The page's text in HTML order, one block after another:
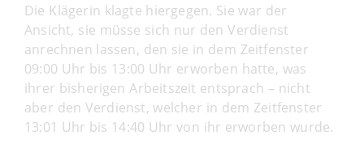
Die Klägerin klagte hiergegen. Sie war der
Ansicht, sie müsse sich nur den Verdienst
anrechnen lassen, den sie in dem Zeitfenster
09:00 Uhr bis 13:00 Uhr erworben hatte, was
ihrer bisherigen Arbeitszeit entsprach – nicht
aber den Verdienst, welcher in dem Zeitfenster
13:01 Uhr bis 14:40 Uhr von ihr erworben wurde.